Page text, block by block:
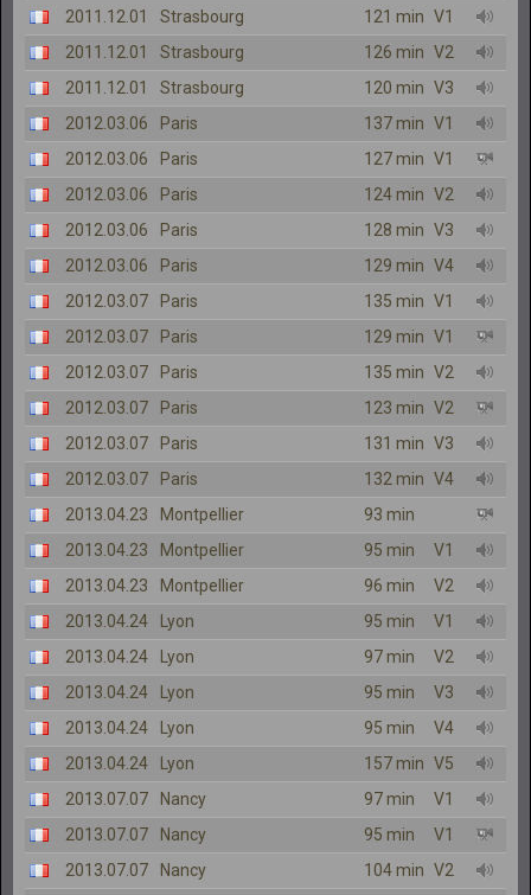
2011.12.01
Strasbourg 121 min V1
2011.12.01
Strasbourg 126 min V2
2011.12.01
Strasbourg 120 min V3
2012.03.06
Paris 137 min V1
2012.03.06
Paris 127 min V1
2012.03.06
Paris 124 min V2
2012.03.06
Paris 128 min V3
2012.03.06
Paris 129 min V4
2012.03.07
Paris 135 min V1
2012.03.07
Paris 129 min V1
2012.03.07
Paris 135 min V2
2012.03.07
Paris 123 min V2
2012.03.07
Paris 131 min V3
2012.03.07
Paris 132 min V4
2013.04.23
Montpellier
93 min
2013.04.23
Montpellier 95 min
V1
2013.04.23
Montpellier 96 min
V2
2013.04.24
Lyon 95 min
V1
2013.04.24
Lyon 97 min
V2
2013.04.24
Lyon 95 min
V3
2013.04.24
Lyon 95 min
V4
2013.04.24
Lyon 157 min V5
2013.07.07
Nancy 97 min
V1
2013.07.07
Nancy 95 min
V1
2013.07.07
Nancy 104 min V2